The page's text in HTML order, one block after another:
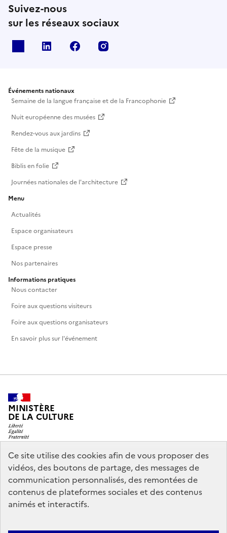
Ce site utilise des cookies afin de vous proposer des
vidéos, des boutons de partage, des messages de
communication personnalisés, des remontées de
contenus de plateformes sociales et des contenus
animés et interactifs.
Suivez-nous
sur les réseaux sociaux
Linkedin Facebook
Événements nationaux
Semaine de la langue française et de la Francophonie
Nuit européenne des musées
Rendez-vous aux jardins
Fête de la musique
Biblis en folie
Journées nationales de l'architecture
Menu
Actualités
Espace organisateurs
Espace presse
Nos partenaires
Informations pratiques
Nous contacter
Foire aux questions visiteurs
Foire aux questions organisateurs
En savoir plus sur l'événement
MINISTÈRE
DE LA CULTURE
legifrance.gouv.fr
info.gouv.fr
service-public.gouv.fr
data.gouv.fr